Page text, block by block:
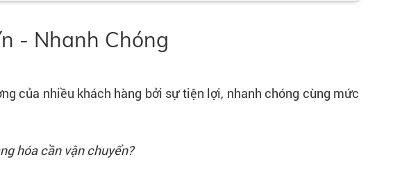
- Nhanh Chóng
của nhiều khách hàng bởi sự tiện lợi, nhanh chóng cùng mức
hóa cần vận chuyển?